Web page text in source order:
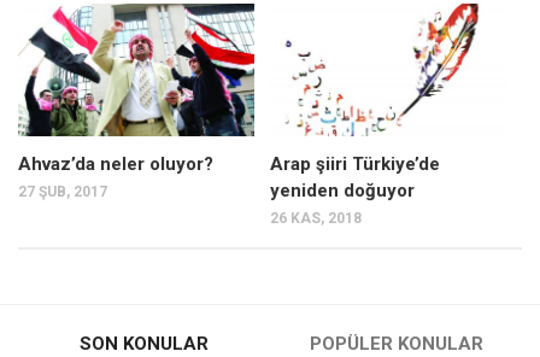
Mehmet Ali Tekin
Abir E. Nahas
Amina S. Jenenkovic
Bağdagül Öz
Esra Elönü
Ahvaz’da neler oluyor?
27 ŞUB, 2017
Arap şiiri Türkiye’de
yeniden doğuyor
26 KAS, 2018
SON KONULAR POPÜLER KONULAR